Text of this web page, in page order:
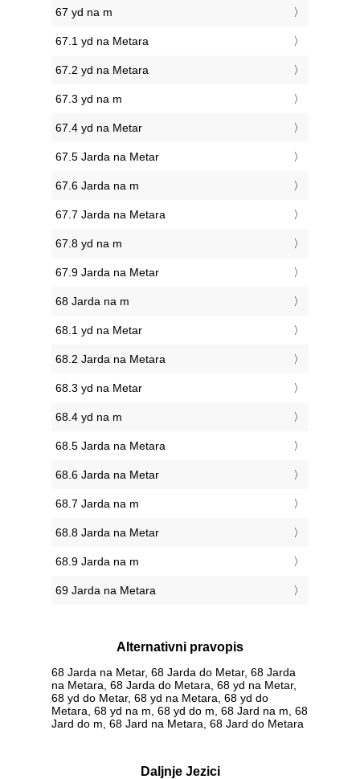
67 yd na m
67.1 yd na Metara
67.2 yd na Metara
67.3 yd na m
67.4 yd na Metar
67.5 Jarda na Metar
67.6 Jarda na m
67.7 Jarda na Metara
67.8 yd na m
67.9 Jarda na Metar
68 Jarda na m
68.1 yd na Metar
68.2 Jarda na Metara
68.3 yd na Metar
68.4 yd na m
68.5 Jarda na Metara
68.6 Jarda na Metar
68.7 Jarda na m
68.8 Jarda na Metar
68.9 Jarda na m
69 Jarda na Metara
Alternativni pravopis
68 Jarda na Metar, 68 Jarda do Metar, 68 Jarda
na Metara, 68 Jarda do Metara, 68 yd na Metar,
68 yd do Metar, 68 yd na Metara, 68 yd do
Metara, 68 yd na m, 68 yd do m, 68 Jard na m, 68
Jard do m, 68 Jard na Metara, 68 Jard do Metara
Daljnje Jezici